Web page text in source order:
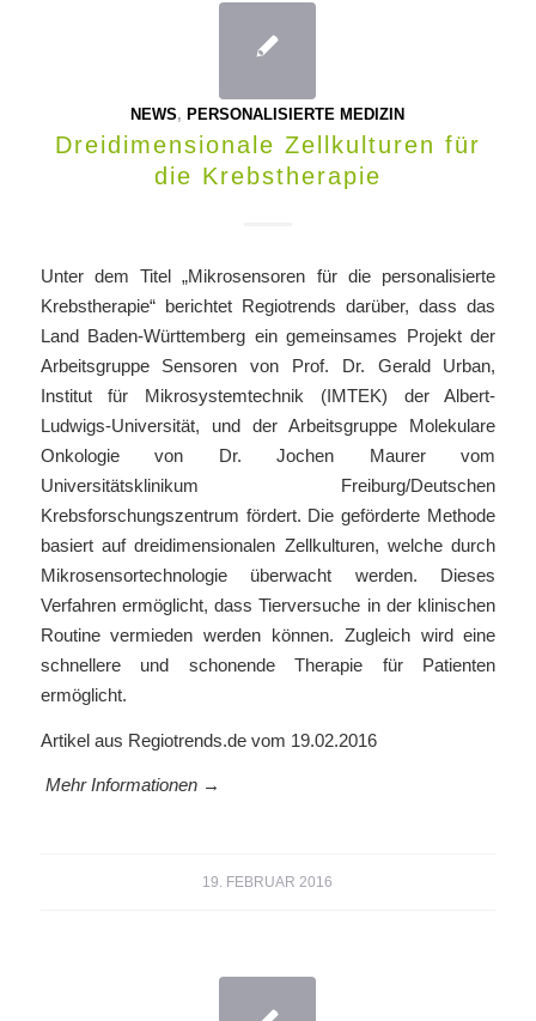
NEWS, PERSONALISIERTE MEDIZIN
Dreidimensionale Zellkulturen für
die Krebstherapie
Unter dem Titel „Mikrosensoren für die personalisierte
Krebstherapie“ berichtet Regiotrends darüber, dass das
Land Baden-Württemberg ein gemeinsames Projekt der
Arbeitsgruppe Sensoren von Prof. Dr. Gerald Urban,
Institut für Mikrosystemtechnik (IMTEK) der Albert-
Ludwigs-Universität, und der Arbeitsgruppe Molekulare
Onkologie von Dr. Jochen Maurer vom
Universitätsklinikum Freiburg/Deutschen
Krebsforschungszentrum fördert. Die geförderte Methode
basiert auf dreidimensionalen Zellkulturen, welche durch
Mikrosensortechnologie überwacht werden. Dieses
Verfahren ermöglicht, dass Tierversuche in der klinischen
Routine vermieden werden können. Zugleich wird eine
schnellere und schonende Therapie für Patienten
ermöglicht.
Artikel aus Regiotrends.de vom 19.02.2016
Mehr Informationen →
19. FEBRUAR 2016